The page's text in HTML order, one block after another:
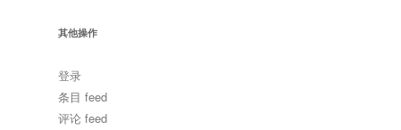
其他操作
登录
条目 feed
评论 feed